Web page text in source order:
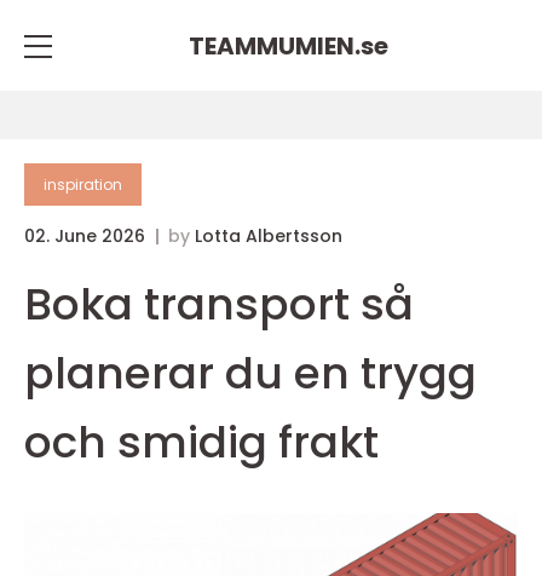
TEAMMUMIEN.se
inspiration
02. June 2026 by Lotta Albertsson
Boka transport så
planerar du en trygg
och smidig frakt